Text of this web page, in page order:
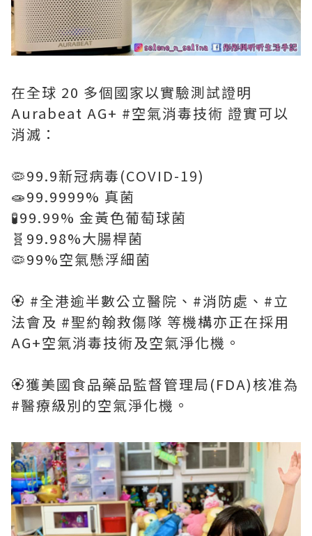
在全球 20 多個國家以實驗測試證明
Aurabeat AG+ #空氣消毒技術 證實可以
消滅：
🦠99.9新冠病毒(COVID-19)
🧫99.9999% 真菌
🧪99.99% 金黃色葡萄球菌
🧬99.98%大腸桿菌
🦠99%空氣懸浮細菌
🏵 #全港逾半數公立醫院、#消防處、#立
法會及 #聖約翰救傷隊 等機構亦正在採用
AG+空氣消毒技術及空氣淨化機。
🏵獲美國食品藥品監督管理局(FDA)核准為
#醫療級別的空氣淨化機。